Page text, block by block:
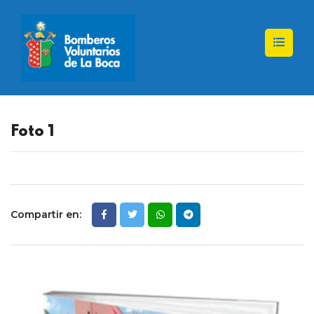
Foto 1
Compartir en: